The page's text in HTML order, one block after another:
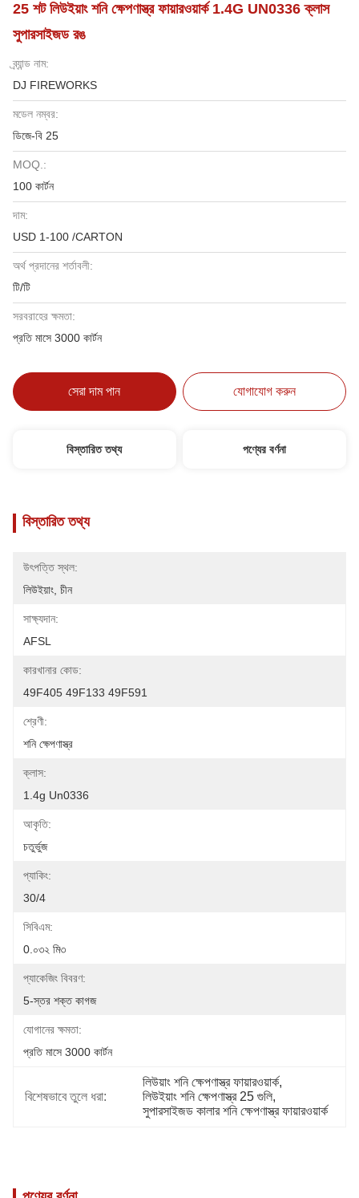
25 শট লিউইয়াং শনি ক্ষেপণাস্ত্র ফায়ারওয়ার্ক 1.4G UN0336 ক্লাস
সুপারসাইজড রঙ
ব্র্যান্ড নাম:
DJ FIREWORKS
মডেল নম্বর:
ডিজে-বি 25
MOQ.:
100 কার্টন
দাম:
USD 1-100 /CARTON
অর্থ প্রদানের শর্তাবলী:
টি/টি
সরবরাহের ক্ষমতা:
প্রতি মাসে 3000 কার্টন
সেরা দাম পান যোগাযোগ করুন
বিস্তারিত তথ্য পণ্যের বর্ণনা
বিস্তারিত তথ্য
উৎপত্তি স্থল:
লিউইয়াং, চীন
সাক্ষ্যদান:
AFSL
কারখানার কোড:
49F405 49F133 49F591
শ্রেণী:
শনি ক্ষেপণাস্ত্র
ক্লাস:
1.4g Un0336
আকৃতি:
চতুর্ভুজ
প্যাকিং:
30/4
সিবিএম:
0.০৩২ মি৩
প্যাকেজিং বিবরণ:
5-স্তর শক্ত কাগজ
যোগানের ক্ষমতা:
প্রতি মাসে 3000 কার্টন
বিশেষভাবে তুলে ধরা:
লিউয়াং শনি ক্ষেপণাস্ত্র ফায়ারওয়ার্ক,
লিউইয়াং শনি ক্ষেপণাস্ত্র 25 গুলি,
সুপারসাইজড কালার শনি ক্ষেপণাস্ত্র ফায়ারওয়ার্ক